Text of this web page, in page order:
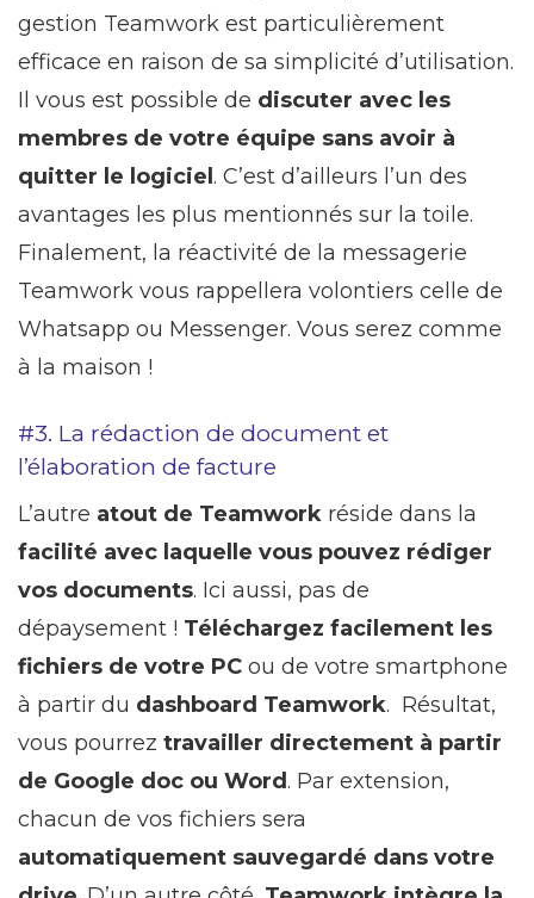
gestion Teamwork est particulièrement
efficace en raison de sa simplicité d’utilisation.
Il vous est possible de discuter avec les
membres de votre équipe sans avoir à
quitter le logiciel. C’est d’ailleurs l’un des
avantages les plus mentionnés sur la toile.
Finalement, la réactivité de la messagerie
Teamwork vous rappellera volontiers celle de
Whatsapp ou Messenger. Vous serez comme
à la maison !
#3. La rédaction de document et
l’élaboration de facture
L’autre atout de Teamwork réside dans la
facilité avec laquelle vous pouvez rédiger
vos documents. Ici aussi, pas de
dépaysement ! Téléchargez facilement les
fichiers de votre PC ou de votre smartphone
à partir du dashboard Teamwork. Résultat,
vous pourrez travailler directement à partir
de Google doc ou Word . Par extension,
chacun de vos fichiers sera
automatiquement sauvegardé dans votre